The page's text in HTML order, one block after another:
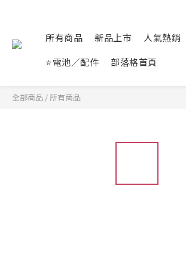
所有商品 新品上市 人氣熱銷
⭐電池／配件
部落格首頁
全部商品 / 所有商品